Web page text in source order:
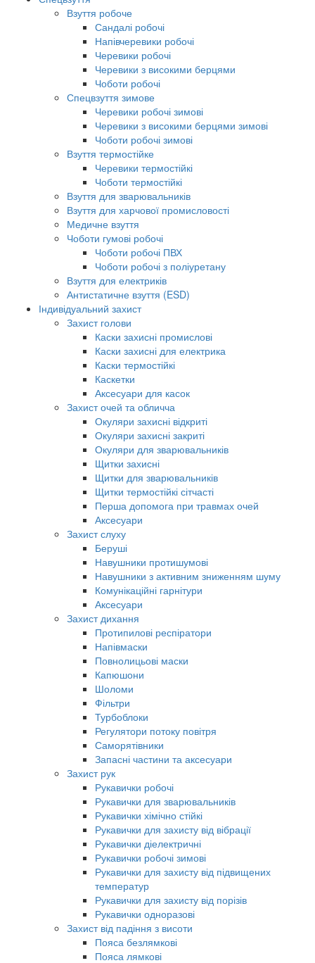
Взуття робоче
Сандалі робочі
Напівчеревики робочі
Черевики робочі
Черевики з високими берцями
Чоботи робочі
Спецвзуття зимове
Черевики робочі зимові
Черевики з високими берцями зимові
Чоботи робочі зимові
Взуття термостійке
Черевики термостійкі
Чоботи термостійкі
Взуття для зварювальників
Взуття для харчової промисловості
Медичне взуття
Чоботи гумові робочі
Чоботи робочі ПВХ
Чоботи робочі з поліуретану
Взуття для електриків
Антистатичне взуття (ESD)
Індивідуальний захист
Захист голови
Каски захисні промислові
Каски захисні для електрика
Каски термостійкі
Каскетки
Аксесуари для касок
Захист очей та обличча
Окуляри захисні відкриті
Окуляри захисні закриті
Окуляри для зварювальників
Щитки захисні
Щитки для зварювальників
Щитки термостійкі сітчасті
Перша допомога при травмах очей
Аксесуари
Захист слуху
Беруші
Навушники протишумові
Навушники з активним зниженням шуму
Комунікаційні гарнітури
Аксесуари
Захист дихання
Протипилові респіратори
Напівмаски
Повнолицьові маски
Капюшони
Шоломи
Фільтри
Турбоблоки
Регулятори потоку повітря
Саморятівники
Запасні частини та аксесуари
Захист рук
Рукавички робочі
Рукавички для зварювальників
Рукавички хімічно стійкі
Рукавички для захисту від вібрації
Рукавички діелектричні
Рукавички робочі зимові
Рукавички для захисту від підвищених
температур
Рукавички для захисту від порізів
Рукавички одноразові
Захист від падіння з висоти
Пояса безлямкові
Пояса лямкові